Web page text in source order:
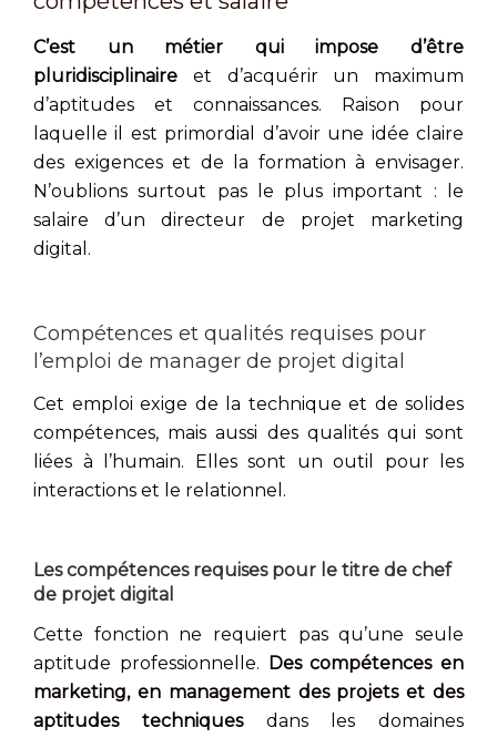
C’est un métier qui impose d’être
pluridisciplinaire et d’acquérir un maximum
d’aptitudes et connaissances. Raison pour
laquelle il est primordial d’avoir une idée claire
des exigences et de la formation à envisager.
N’oublions surtout pas le plus important : le
salaire d’un directeur de projet marketing
digital.
Compétences et qualités requises pour
l’emploi de manager de projet digital
Cet emploi exige de la technique et de solides
compétences, mais aussi des qualités qui sont
liées à l’humain. Elles sont un outil pour les
interactions et le relationnel.
Les compétences requises pour le titre de chef
de projet digital
Cette fonction ne requiert pas qu’une seule
aptitude professionnelle.
Des compétences en
marketing, en management des projets et des
aptitudes techniquesdans les domaines